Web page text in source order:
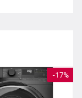
sức khỏe
-17%